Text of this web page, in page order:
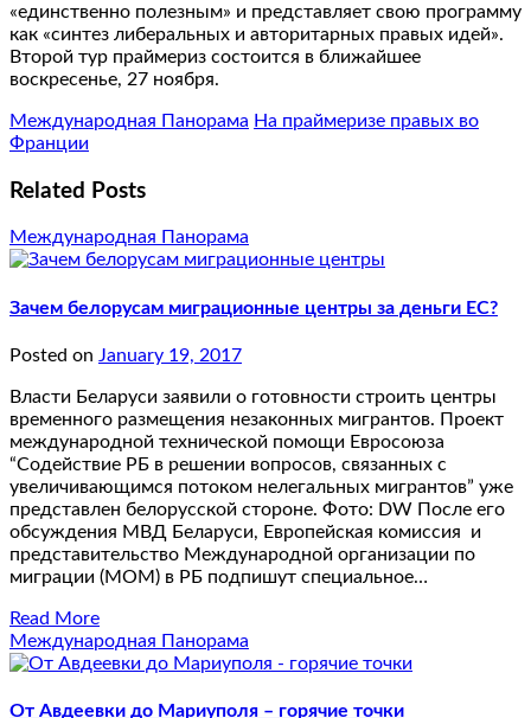
«единственно полезным» и представляет свою программу
как «синтез либеральных и авторитарных правых идей».
Второй тур праймериз состоится в ближайшее
воскресенье, 27 ноября.
Международная Панорама На праймеризе правых во
Франции
Related Posts
Международная Панорама
Зачем белорусам миграционные центры за деньги ЕС?
Posted on January 19, 2017
Власти Беларуси заявили о готовности строить центры
временного размещения незаконных мигрантов. Проект
международной технической помощи Евросоюза
“Содействие РБ в решении вопросов, связанных с
увеличивающимся потоком нелегальных мигрантов” уже
представлен белорусской стороне. Фото: DW После его
обсуждения МВД Беларуси, Европейская комиссия и
представительство Международной организации по
миграции (МОМ) в РБ подпишут специальное…
Read More
Международная Панорама
От Авдеевки до Мариуполя – горячие точки